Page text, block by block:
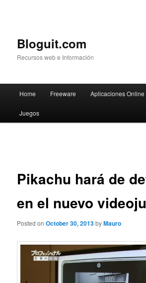
Bloguit.com
Recursos web e Información
Skip
to
Home Freeware Aplicaciones Online
Juegos
Pikachu hará de
en el nuevo
Posted onOctober 30, 2013byMauro